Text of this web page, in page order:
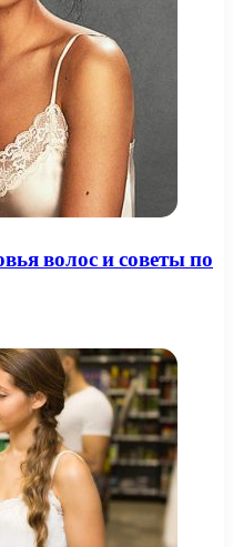
волос и советы по